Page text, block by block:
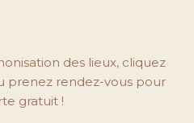
des lieux, cliquez
prenez rendez-vous pour
gratuit !